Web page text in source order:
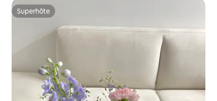
Superhôte
Superhôte